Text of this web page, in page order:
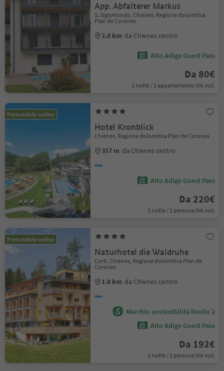
App. Abfalterer Markus
S. Sigismondo, Chienes, Regione dolomitica
Plan de Corones
2.8 km da Chienes centro
Alto Adige Guest Pass
Da 80€
1 notte / 1 appartamento IVA incl.
Prenotabile online
Hotel Kronblick
Chienes, Regione dolomitica Plan de Corones
357 m da Chienes centro
Alto Adige Guest Pass
Da 220€
1 notte / 2 persone IVA incl.
Prenotabile online
Naturhotel die Waldruhe
Corti, Chienes, Regione dolomitica Plan de
Corones
1.8 km da Chienes centro
Marchio sostenibilità livello 2
Alto Adige Guest Pass
Da 192€
1 notte / 2 persone IVA incl.